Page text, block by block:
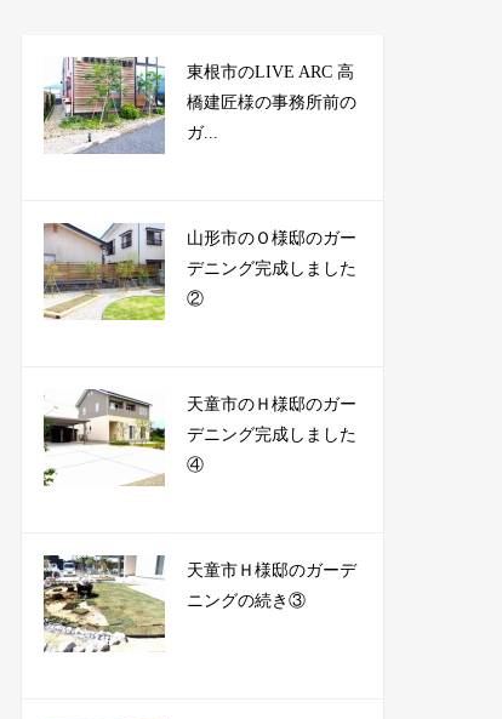
東根市のLIVE ARC 高
橋建匠様の事務所前の
ガ...
山形市のＯ様邸のガー
デニング完成しました
②
天童市のＨ様邸のガー
デニング完成しました
④
天童市Ｈ様邸のガーデ
ニングの続き③